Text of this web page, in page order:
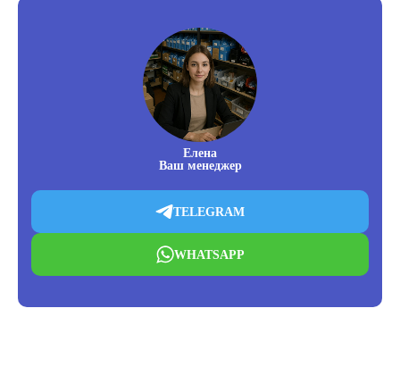
Елена
Ваш менеджер
TELEGRAM
WHATSAPP